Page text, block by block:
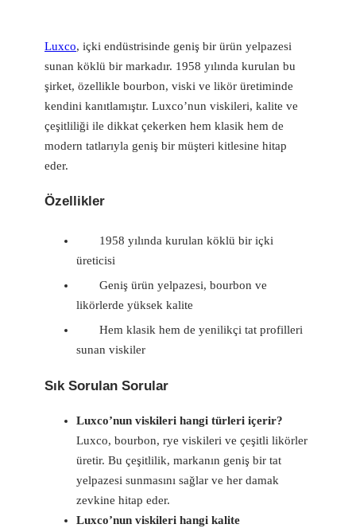
Luxco, içki endüstrisinde geniş bir ürün yelpazesi
sunan köklü bir markadır. 1958 yılında kurulan bu
şirket, özellikle bourbon, viski ve likör üretiminde
kendini kanıtlamıştır. Luxco’nun viskileri, kalite ve
çeşitliliği ile dikkat çekerken hem klasik hem de
modern tatlarıyla geniş bir müşteri kitlesine hitap
eder.
Özellikler
1958 yılında kurulan köklü bir içki
üreticisi
Geniş ürün yelpazesi, bourbon ve
likörlerde yüksek kalite
Hem klasik hem de yenilikçi tat profilleri
sunan viskiler
Sık Sorulan Sorular
Luxco’nun viskileri hangi türleri içerir?
Luxco, bourbon, rye viskileri ve çeşitli likörler
üretir. Bu çeşitlilik, markanın geniş bir tat
yelpazesi sunmasını sağlar ve her damak
zevkine hitap eder.
Luxco’nun viskileri hangi kalite